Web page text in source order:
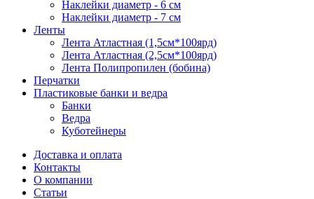
Наклейки диаметр - 6 см
Наклейки диаметр - 7 см
Ленты
Лента Атластная (1,5см*100ярд)
Лента Атластная (2,5см*100ярд)
Лента Полипропилен (бобина)
Перчатки
Пластиковые банки и ведра
Банки
Ведра
Куботейнеры
Доставка и оплата
Контакты
О компании
Статьи